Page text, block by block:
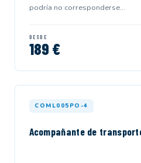
podría no corresponderse...
DESDE
189 €
COML005PO-4
Acompañante de